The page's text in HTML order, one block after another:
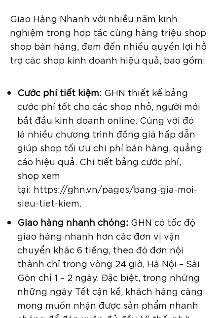
Giao Hàng Nhanh với nhiều năm kinh
nghiệm trong hợp tác cùng hàng triệu shop
shop bán hàng, đem đến nhiều quyền lợi hỗ
trợ các shop kinh doanh hiệu quả, bao gồm:
Cước phí tiết kiệm: GHN thiết kế bảng
cước phí tốt cho các shop nhỏ, người mới
bắt đầu kinh doanh online. Cùng với đó
là nhiều chương trình đồng giá hấp dẫn
giúp shop tối ưu chi phí bán hàng, quảng
cáo hiệu quả. Chi tiết bảng cước phí,
shop xem
tại: https://ghn.vn/pages/bang-gia-moi-
sieu-tiet-kiem.
Giao hàng nhanh chóng: GHN có tốc độ
giao hàng nhanh hơn các đơn vị vận
chuyển khác 6 tiếng, theo đó đơn nội
thành chỉ trong vòng 24 giờ, Hà Nội – Sài
Gòn chỉ 1 – 2 ngày. Đặc biệt, trong những
những ngày Tết cận kề, khách hàng càng
mong muốn nhận được sản phẩm nhanh